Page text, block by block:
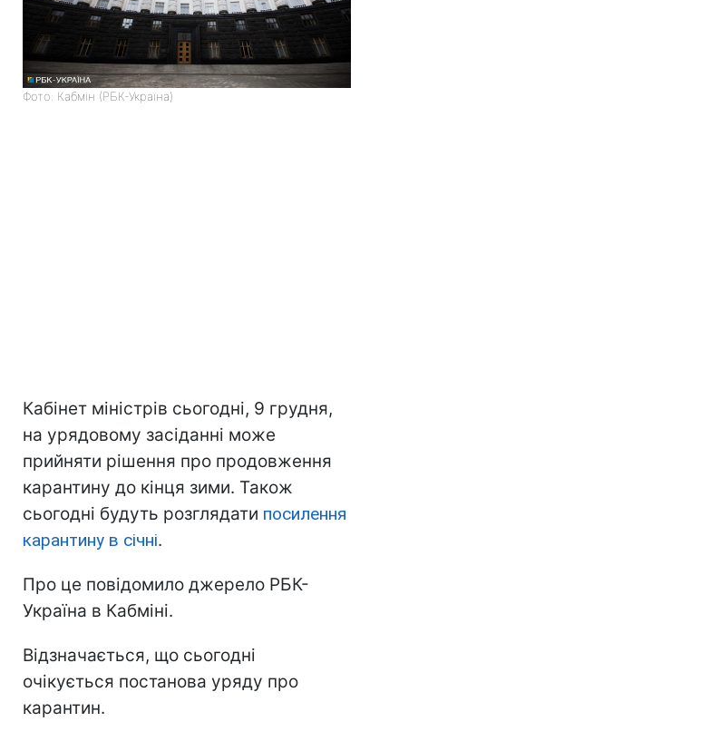
Фото: Кабмін (РБК-Україна)
Кабінет міністрів сьогодні, 9 грудня,
на урядовому засіданні може
прийняти рішення про продовження
карантину до кінця зими. Також
сьогодні будуть розглядати посилення
карантину в січні.
Про це повідомило джерело РБК-
Україна в Кабміні.
Відзначається, що сьогодні
очікується постанова уряду про
карантин.